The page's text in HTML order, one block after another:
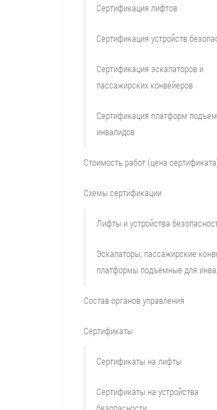
Сертификация лифтов
Сертификация устройств
Сертификация эскалаторов и
пассажирских конвейеров
Сертификация платформ
инвалидов
Стоимость работ (цена
Схемы сертификации
Лифты и устройства
Эскалаторы, пассажирские
платформы подъемные для
Состав органов управления
Сертификаты
Сертификаты на лифты
Сертификаты на устройства